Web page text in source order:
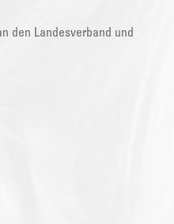
den Landesverband und